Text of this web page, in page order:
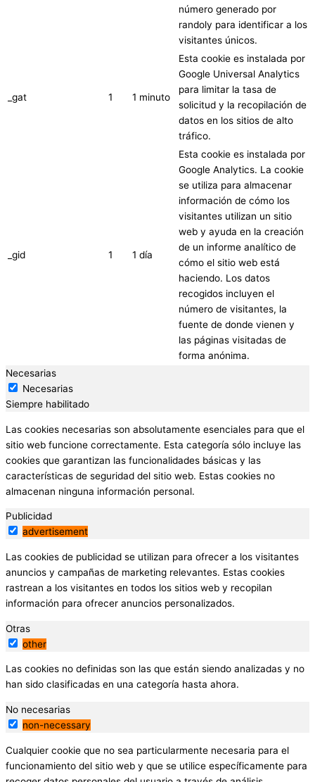
número generado por
randoly para identificar a los
visitantes únicos.
_gat 1 1 minuto
Esta cookie es instalada por
Google Universal Analytics
para limitar la tasa de
solicitud y la recopilación de
datos en los sitios de alto
tráfico.
_gid 1 1 día
Esta cookie es instalada por
Google Analytics. La cookie
se utiliza para almacenar
información de cómo los
visitantes utilizan un sitio
web y ayuda en la creación
de un informe analítico de
cómo el sitio web está
haciendo. Los datos
recogidos incluyen el
número de visitantes, la
fuente de donde vienen y
las páginas visitadas de
forma anónima.
Necesarias
Necesarias
Siempre habilitado
Las cookies necesarias son absolutamente esenciales para que el
sitio web funcione correctamente. Esta categoría sólo incluye las
cookies que garantizan las funcionalidades básicas y las
características de seguridad del sitio web. Estas cookies no
almacenan ninguna información personal.
Publicidad
advertisement
Las cookies de publicidad se utilizan para ofrecer a los visitantes
anuncios y campañas de marketing relevantes. Estas cookies
rastrean a los visitantes en todos los sitios web y recopilan
información para ofrecer anuncios personalizados.
Otras
other
Las cookies no definidas son las que están siendo analizadas y no
han sido clasificadas en una categoría hasta ahora.
No necesarias
non-necessary
Cualquier cookie que no sea particularmente necesaria para el
funcionamiento del sitio web y que se utilice específicamente para